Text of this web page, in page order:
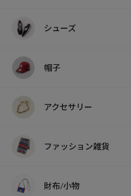
シューズ
帽子
アクセサリー
ファッション雑貨
財布/小物